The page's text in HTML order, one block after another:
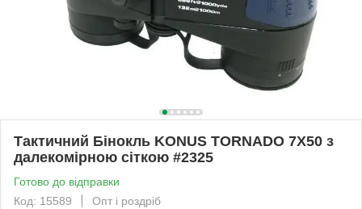
Тактичний Бінокль KONUS TORNADO 7X50 з
далекомірною сіткою #2325
Готово до відправки
Код: 15589
Опт і роздріб